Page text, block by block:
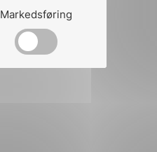
Markedsføring